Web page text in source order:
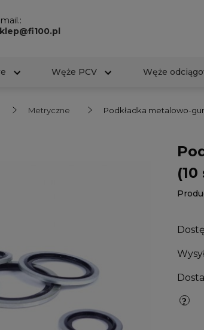
Węże PCV Węże
Metryczne Podkładka metalowo-
(10